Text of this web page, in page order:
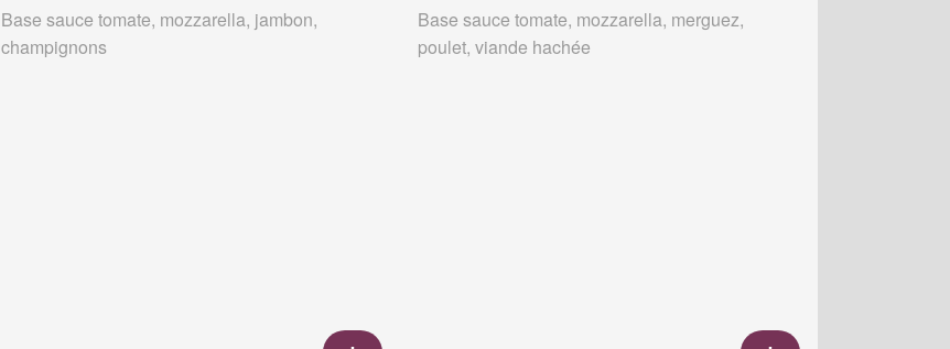
Base sauce tomate, mozzarella, jambon,
champignons
Base sauce tomate, mozzarella, merguez,
poulet, viande hachée